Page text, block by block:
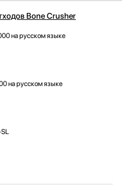
Bone Crusher
на русском языке
на русском языке